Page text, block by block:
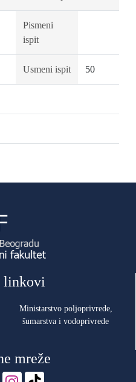
Pismeni
ispit
Usmeni ispit 50
linkovi
Ministarstvo poljoprivrede,
šumarstva i vodoprivrede
mreže